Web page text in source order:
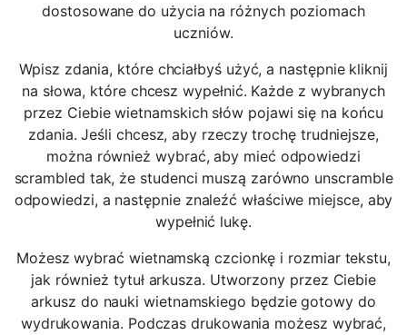
dostosowane do użycia na różnych poziomach
uczniów.
Wpisz zdania, które chciałbyś użyć, a następnie kliknij
na słowa, które chcesz wypełnić. Każde z wybranych
przez Ciebie wietnamskich słów pojawi się na końcu
zdania. Jeśli chcesz, aby rzeczy trochę trudniejsze,
można również wybrać, aby mieć odpowiedzi
scrambled tak, że studenci muszą zarówno unscramble
odpowiedzi, a następnie znaleźć właściwe miejsce, aby
wypełnić lukę.
Możesz wybrać wietnamską czcionkę i rozmiar tekstu,
jak również tytuł arkusza. Utworzony przez Ciebie
arkusz do nauki wietnamskiego będzie gotowy do
wydrukowania. Podczas drukowania możesz wybrać,